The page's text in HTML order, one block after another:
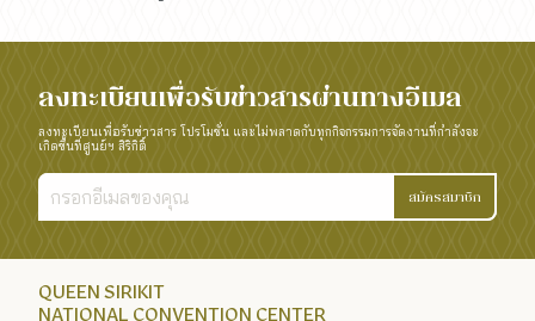
ลงทะเบียนเพื่อรับข่าวสารผ่านทางอีเมล
ลงทะเบียนเพื่อรับข่าวสาร โปรโมชั่น และไม่พลาดกับทุกกิจกรรมการจัดงานที่กำลังจะ
เกิดขึ้นที่ศูนย์ฯ สิริกิติ์
สมัครสมาชิก
QUEEN SIRIKIT
NATIONAL CONVENTION CENTER